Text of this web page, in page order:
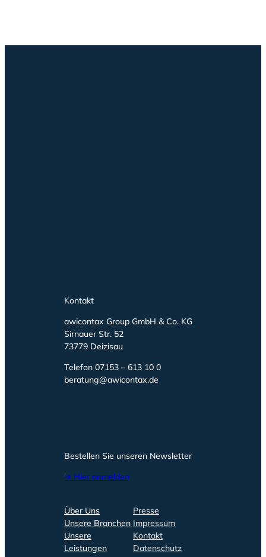
Kontakt
awicontax Group GmbH & Co. KG
Sirnauer Str. 52
73779 Deizisau
Telefon 07153 – 613 10 0
beratung@awicontax.de
Bestellen Sie unseren Newsletter
➔ Hier anmelden
Über Uns
Unsere Branchen
Unsere
Leistungen
Presse
Impressum
Kontakt
Datenschutz